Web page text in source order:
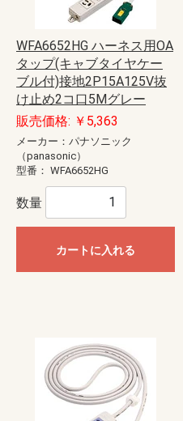
WFA6652HG ハーネス用OA
タップ(キャブタイヤケー
ブル付)接地2P15A125V抜
け止め2コ口5Mグレー
販売価格: ￥5,363
メーカー：パナソニック
（panasonic）
型番： WFA6652HG
数量
カートに入れる